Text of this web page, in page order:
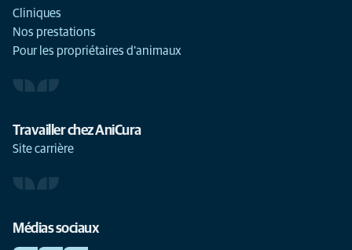
Cliniques
Nos prestations
Pour les propriétaires d'animaux
Travailler chez AniCura
Site carrière
Médias sociaux